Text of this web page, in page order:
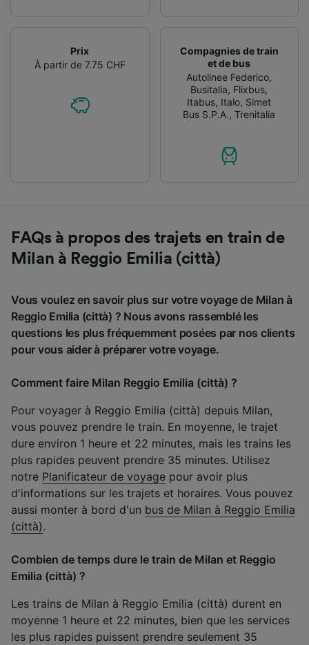
Prix
À partir de 7.75 CHF
Compagnies de train
et de bus
Autolinee Federico,
Busitalia, Flixbus,
Itabus, Italo, Simet
Bus S.P.A.,Trenitalia
FAQs à propos des trajets en train de
Milan à Reggio Emilia (città)
Vous voulez en savoir plus sur votre voyage de Milan à
Reggio Emilia (città) ? Nous avons rassemblé les
questions les plus fréquemment posées par nos clients
pour vous aider à préparer votre voyage.
Comment faire Milan Reggio Emilia (città) ?
Pour voyager à Reggio Emilia (città) depuis Milan,
vous pouvez prendre le train. En moyenne, le trajet
dure environ 1 heure et 22 minutes, mais les trains les
plus rapides peuvent prendre 35 minutes. Utilisez
notre Planificateur de voyage pour avoir plus
d'informations sur les trajets et horaires. Vous pouvez
aussi monter à bord d'un bus de Milan à Reggio Emilia
(città).
Combien de temps dure le train de Milan et Reggio
Emilia (città) ?
Les trains de Milan à Reggio Emilia (città) durent en
moyenne 1 heure et 22 minutes, bien que les services
les plus rapides puissent prendre seulement 35